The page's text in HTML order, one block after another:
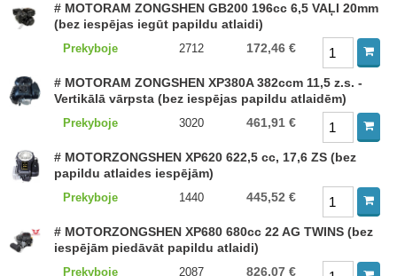
# MOTORAM ZONGSHEN GB200 196cc 6,5 VAĻI 20mm
(bez iespējas iegūt papildu atlaidi)
Prekyboje 2712 172,46 €
# MOTORAM ZONGSHEN XP380A 382ccm 11,5 z.s. -
Vertikālā vārpsta (bez iespējas papildu atlaidēm)
Prekyboje 3020 461,91 €
# MOTORZONGSHEN XP620 622,5 cc, 17,6 ZS (bez
papildu atlaides iespējām)
Prekyboje 1440 445,52 €
# MOTORZONGSHEN XP680 680cc 22 AG TWINS (bez
iespējām piedāvāt papildu atlaidi)
Prekyboje 2087 826,07 €